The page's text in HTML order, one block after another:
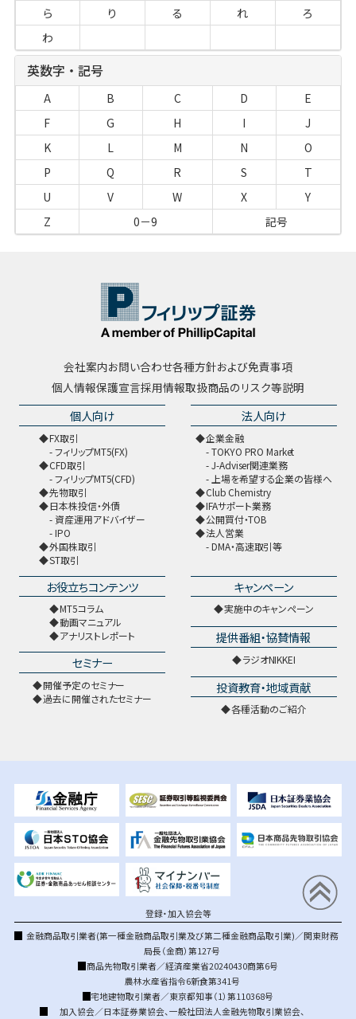
ら
り る れ
ろ
わ
英数字・記号
A B C D
E
F
G H I
J
K
L M N
O
P
Q R S
T
U
V W X
Y
Z
0－9 記号
会社案内お問い合わせ各種方針および免責事項
個人情報保護宣言採用情報取扱商品のリスク等説明
個人向け
FX取引
フィリップMT5(FX)
CFD取引
フィリップMT5(CFD)
先物取引
日本株投信・外債
資産運用アドバイザー
IPO
外国株取引
ST取引
法人向け
企業金融
TOKYO PRO Market
J-Adviser関連業務
上場を希望する企業の皆様へ
Club Chemistry
IFAサポート業務
公開買付・TOB
法人営業
DMA・高速取引等
お役立ちコンテンツ
MT5コラム
動画マニュアル
アナリストレポート
セミナー
開催予定のセミナー
過去に開催されたセミナー
キャンペーン
実施中のキャンペーン
提供番組・協賛情報
ラジオNIKKEI
投資教育・地域貢献
各種活動のご紹介
登録・加入協会等
金融商品取引業者(第一種金融商品取引業及び第二種金融商品取引業)／関東財務
局長（金商）第127号
商品先物取引業者／経済産業省20240430商第6号
農林水産省指令6新食第341号
宅地建物取引業者／東京都知事（1）第110368号
加入協会／日本証券業協会、 一般社団法人金融先物取引業協会、